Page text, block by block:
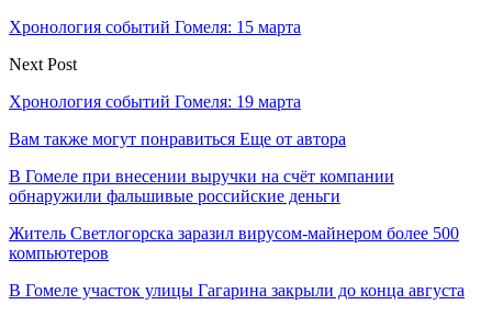
Хронология событий Гомеля: 15 марта
Next Post
Хронология событий Гомеля: 19 марта
Вам также могут понравиться Еще от автора
В Гомеле при внесении выручки на счёт компании
обнаружили фальшивые российские деньги
Житель Светлогорска заразил вирусом-майнером более 500
компьютеров
В Гомеле участок улицы Гагарина закрыли до конца августа